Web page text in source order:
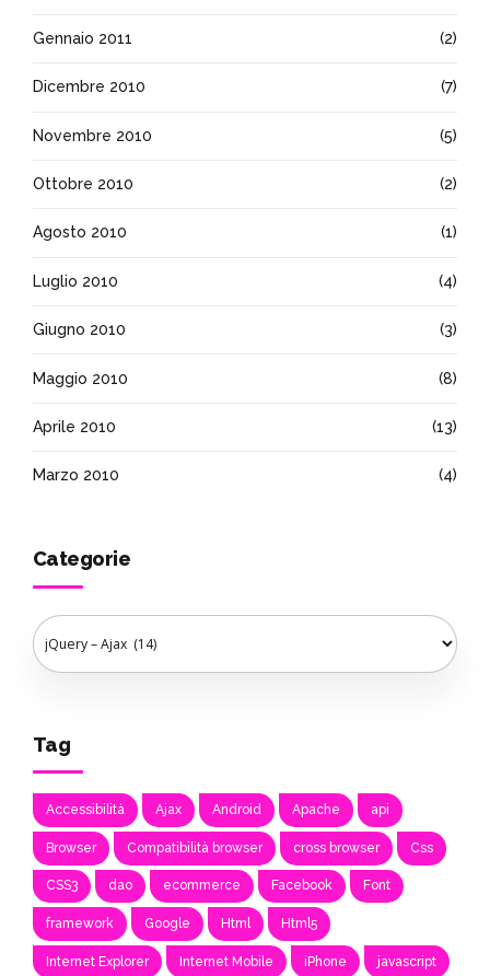
Gennaio 2011 (2)
Dicembre 2010 (7)
Novembre 2010 (5)
Ottobre 2010 (2)
Agosto 2010 (1)
Luglio 2010 (4)
Giugno 2010 (3)
Maggio 2010 (8)
Aprile 2010 (13)
Marzo 2010 (4)
Categorie
Tag
Accessibilità Ajax Android Apache api
Browser Compatibilità browser cross browser Css
CSS3 dao ecommerce Facebook Font
framework Google Html Html5
Internet Explorer Internet Mobile iPhone javascript